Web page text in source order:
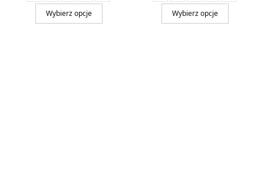
Wybierz opcje
Wybierz opcje